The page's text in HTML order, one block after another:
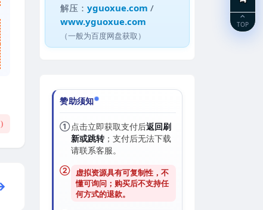
)
解压：yguoxue.com /
www.yguoxue.com
（一般为百度网盘获取）
赞助须知
①点击立即获取支付后返回刷
新或跳转；支付后无法下载
请联系客服。
②
虚拟资源具有可复制性，不
懂可询问；购买后不支持任
何方式的退款。
TOP